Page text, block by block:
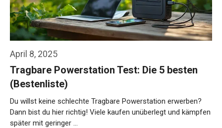
April 8, 2025
Tragbare Powerstation Test: Die 5 besten
(Bestenliste)
Du willst keine schlechte Tragbare Powerstation erwerben?
Dann bist du hier richtig! Viele kaufen unüberlegt und kämpfen
später mit geringer …